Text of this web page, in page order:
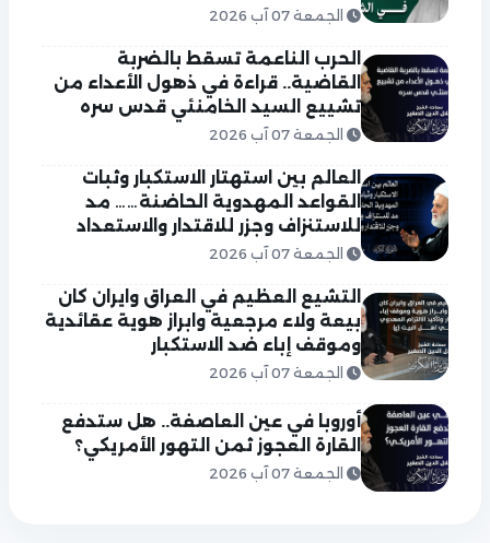
الجمعة 07 آب 2026
الحرب الناعمة تسقط بالضربة
القاضية.. قراءة في ذهول الأعداء من
تشييع السيد الخامنئي قدس سره
الجمعة 07 آب 2026
العالم بين استهتار الاستكبار وثبات
القواعد المهدوية الحاضنة…… مد
للاستنزاف وجزر للاقتدار والاستعداد
الجمعة 07 آب 2026
التشيع العظيم في العراق وايران كان
بيعة ولاء مرجعية وابراز هوية عقائدية
وموقف إباء ضد الاستكبار
الجمعة 07 آب 2026
أوروبا في عين العاصفة.. هل ستدفع
القارة العجوز ثمن التهور الأمريكي؟
الجمعة 07 آب 2026